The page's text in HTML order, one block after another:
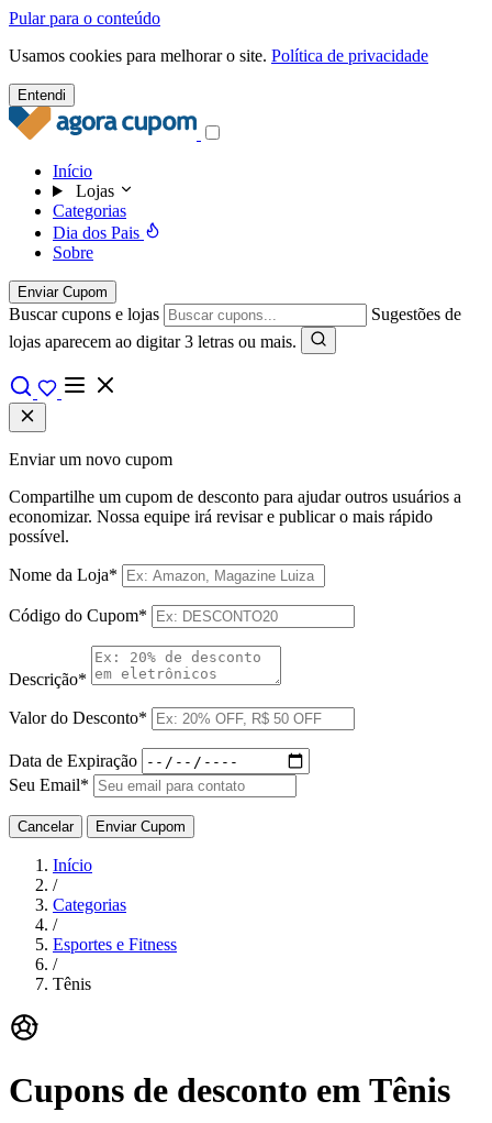
Pular para o conteúdo
Usamos cookies para melhorar o site. Política de privacidade
Entendi
Início
Lojas
Categorias
Dia dos Pais
Sobre
Enviar Cupom
Buscar cupons e lojas
Sugestões de
lojas aparecem ao digitar 3 letras ou mais.
Enviar um novo cupom
Compartilhe um cupom de desconto para ajudar outros usuários a
economizar. Nossa equipe irá revisar e publicar o mais rápido
possível.
Nome da Loja*
Código do Cupom*
Descrição*
Valor do Desconto*
Data de Expiração
Seu Email*
Cancelar Enviar Cupom
Início
/
Categorias
/
Esportes e Fitness
/
Tênis
Cupons de desconto em Tênis